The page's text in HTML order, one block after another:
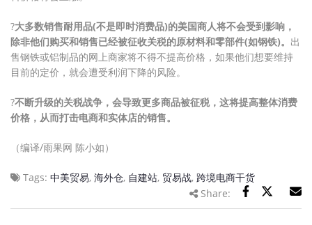
?大多数销售耐用品(不是即时消费品)的美国商人将不会受到影响，
除非他们购买和销售已经被征收关税的原材料和零部件(如钢铁)。 出
售钢铁或铝制品的网上商家将不得不提高价格，如果他们想要维持
目前的定价，就会遭受利润下降的风险。
?不断升级的关税战争，会导致更多商品被征税，这将提高整体消费
价格，从而打击电商和实体店的销售。
（编译/雨果网 陈小如）
Tags: 中美贸易, 海外仓, 自建站, 贸易战, 跨境电商干货
Share: